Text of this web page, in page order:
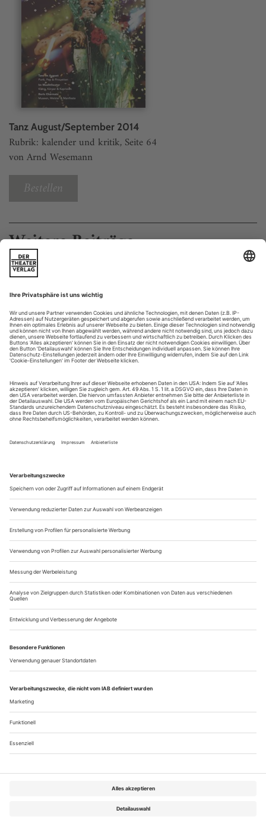
Tanz August/September 2014
Rubrik: kalender und kritik, Seite 64
von Arnd Wesemann
Bestellen
Weitere Beiträge
wien: Chris Haring: «The Perfect Garden – Deep Dish»
Geradezu meta-irdische Ansichten bietet diese
Gebirge über die Erdbeer-Felsen direkt in den Lauch-
Dschungel. Falls es ein Paradies gibt, muss es wohl so
aussehen wie auf Chris Harings Großbildleinwand –
hingepixelt von einer hoch auflösenden Kamera. Es versteckt
sich im Dickicht der Minzblätter oder auf dem...
düsseldorf: Emanuel Gat: «Plage romantique»
Die Stimmung war nicht gut beim diesjährigen «Montpellier
Danse». Philippe Saurel, der neue Bürgermeister der Stadt,
vor den Wahlen heftig gegen ihn agitiert. Nun liegt die Sache
beim Anwalt. Zudem bestreikten freiberufliche
Bühnenarbeiter,...
klang körper
Choreografen, die ihre Domäne ins Musiktheater ausweiten, sind
keine Seltenheit. Und was kommt dabei heraus, wenn Tanzmacher die
Oper für sich entdecken? Ein paar aktuelle Beispiele besichtigt
Hartmut Regitz
Zeitreise, Umsturz, Minimal Music, brandende Chöre,
Bilderwelten, Tanz, Gesamtkunstwerk … Nicht wenige
Stichworte finden sich auf dem Programmheft des
Heidelberger Theaters, und einige treffen auf «Echnaton»
auch zu: eine dreiaktige Oper, die vor genau 30 Jahren im
damals noch sogenannten Kleinen Haus der
Württembergischen Staatstheater uraufgeführt wurde. Philip...
Über uns Kontakt Kritikerumfrage Newsletter